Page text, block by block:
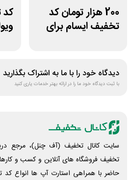
200 هزار تومان کد
تخفیف ایسام برای
دیدگاه خود را با ما به اشتراک بگذارید
با ثبت دیدگاه خود ما را در ارائه بهتر خدمات یاری کنید
سایت کانال تخفیف (آف چنل)، مرجع
تخفیف فروشگاه های آنلاین و کسب و‌
حاضر با همراهی استارت آپ ها انواع کد